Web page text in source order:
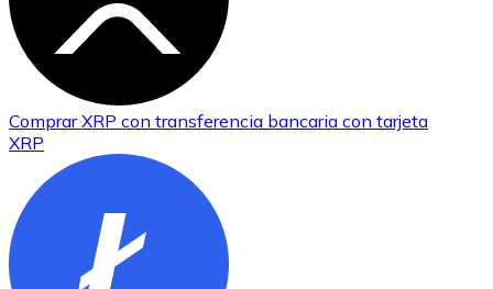
ComprarXRP con transferencia bancaria con tarjeta
XRP